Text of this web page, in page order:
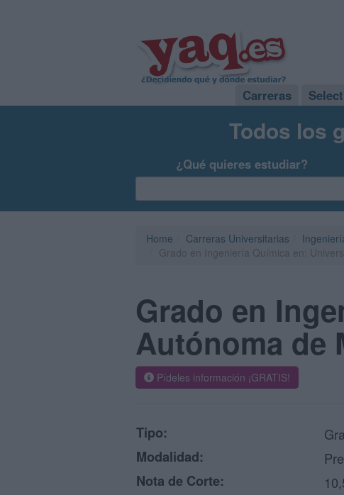
Carreras
Todos los
¿Qué quieres estudiar?
Home Carreras Universitarias
Grado en
Autónoma de
Pídeles información ¡GRATIS!
Tipo:
Modalidad:
Nota de Corte: